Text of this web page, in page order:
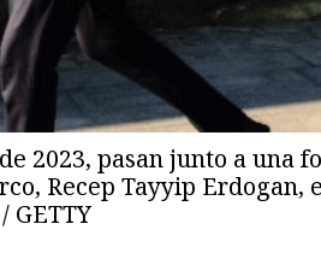
2023, pasan junto a
Recep Tayyip Erdogan,
GETTY